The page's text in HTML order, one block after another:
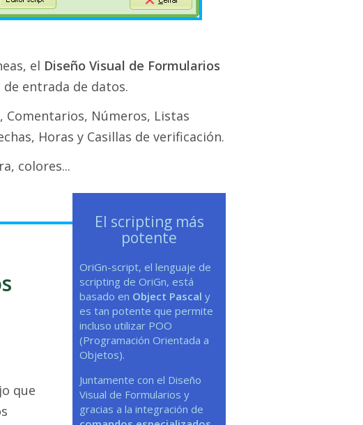
el Diseño Visual de Formularios
entrada de datos.
Comentarios, Números, Listas
Horas y Casillas de verificación.
colores...
El scripting más
potente
OriGn-script, el lenguaje de
scripting de OriGn, está
basado en Object Pascal y
es tan potente que permite
incluso utilizar POO
(Programación Orientada a
Objetos).
Juntamente con el Diseño
Visual de Formularios y
gracias a la integración de
que